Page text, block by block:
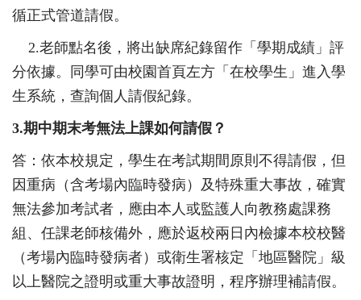
循正式管道請假。
2.老師點名後，將出缺席紀錄留作「學期成績」評
分依據。同學可由校園首頁左方「在校學生」進入學
生系統，查詢個人請假紀錄。
3.期中期末考無法上課如何請假？
答：依本校規定，學生在考試期間原則不得請假，但
因重病（含考場內臨時發病）及特殊重大事故，確實
無法參加考試者，應由本人或監護人向教務處課務
組、任課老師核備外，應於返校兩日內檢據本校校醫
（考場內臨時發病者）或衛生署核定「地區醫院」級
以上醫院之證明或重大事故證明，程序辦理補請假。